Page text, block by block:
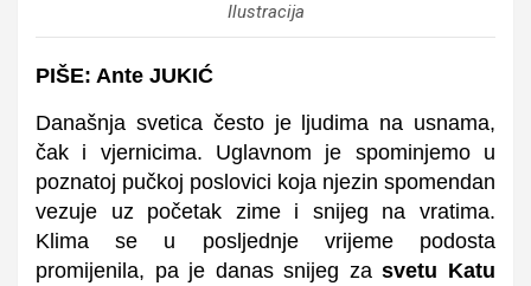
Ilustracija
PIŠE: Ante JUKIĆ
Današnja svetica često je ljudima na usnama,
čak i vjernicima. Uglavnom je spominjemo u
poznatoj pučkoj poslovici koja njezin spomendan
vezuje uz početak zime i snijeg na vratima.
Klima se u posljednje vrijeme podosta
promijenila, pa je danas snijeg zasvetu Katu